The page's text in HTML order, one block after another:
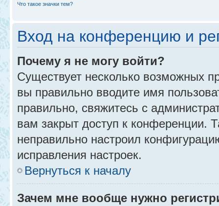
Что такое значки тем?
Вход на конференцию и
Почему я не могу войти?
Существует несколько возможных
вы правильно вводите имя
правильно, свяжитесь с
вам закрыт доступ к конференции.
неправильно настроил
исправления настроек.
Вернуться к началу
Зачем мне вообще нужно